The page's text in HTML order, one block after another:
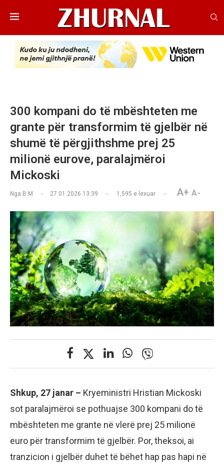
300 kompani do të mbështeten me
grante për transformim të gjelbër në
shumë të përgjithshme prej 25
milionë eurove, paralajmëroi
Mickoski
Nga B.M 27.01.2026 13:39 1,595 e lexuar A+ A-
Shkup, 27 janar – Kryeministri Hristian Mickoski
sot paralajmëroi se pothuajse 300 kompani do të
mbështeten me grante në vlerë prej 25 milionë
euro për transformim të gjelbër. Por, theksoi, ai
tranzicion i gjelbër duhet të bëhet hap pas hapi në